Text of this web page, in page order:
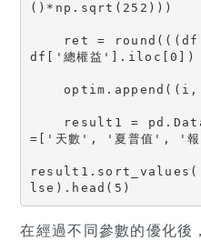
()*np.sqrt(252)))
df['總權益'].iloc[0])
=['天數', '夏普值', '報
result1.sort_values('
lse).head(5)
在經過不同參數的優化後